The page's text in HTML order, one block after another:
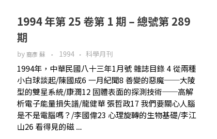
1994 年第 25 卷第 1 期 – 總號第 289
期
by 裔彥 蘇 1994 科學月刊
1994年，中華民國八十三年1月號 雜誌目錄 4 從兩種
小白球談起/陳國成6 一月紀聞8 善變的惡魔──大陵
型的雙星系統/康潤12 固體表面的探測技術──高解
析電子能量損失譜/龍健華 張哲政17 我們要關心人腦
是不是電腦嗎？/李國偉23 心理旋轉的生物基礎/李江
山26 看得見的磁 ...